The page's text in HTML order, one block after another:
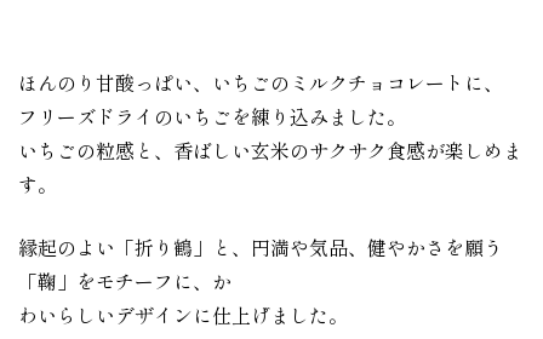
ほんのり甘酸っぱい、いちごのミルクチョコレートに、
フリーズドライのいちごを練り込みました。
いちごの粒感と、香ばしい玄米のサクサク食感が楽しめま
す。
縁起のよい「折り鶴」と、円満や気品、健やかさを願う
「鞠」をモチーフに、か
わいらしいデザインに仕上げました。